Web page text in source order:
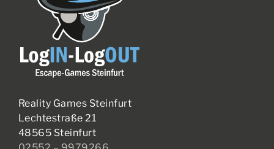
Reality Games Steinfurt
48565 Steinfurt
02552 – 9979266
info@login-logout.de